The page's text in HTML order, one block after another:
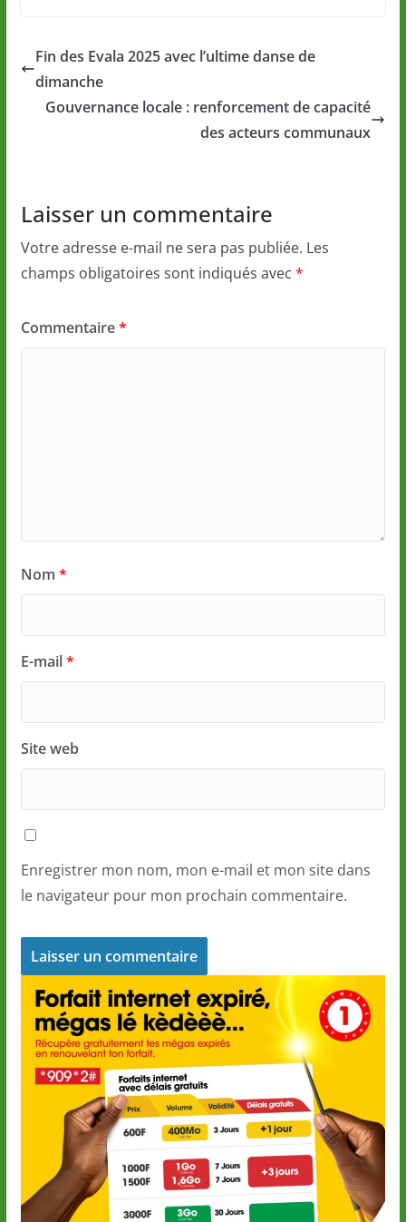
Fin des Evala 2025 avec l’ultime danse de
dimanche
Gouvernance locale : renforcement de capacité
des acteurs communaux
Laisser un commentaire
Votre adresse e-mail ne sera pas publiée. Les
champs obligatoires sont indiqués avec *
Commentaire*
Nom *
E-mail*
Site web
Enregistrer mon nom, mon e-mail et mon site dans
le navigateur pour mon prochain commentaire.